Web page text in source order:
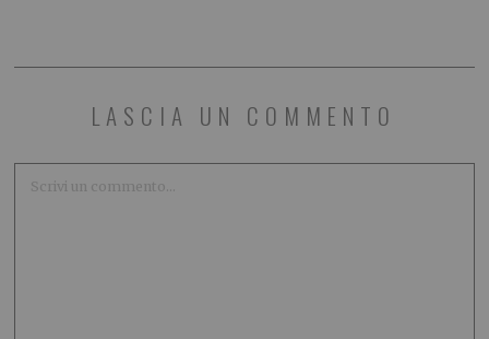
LASCIA UN COMMENTO